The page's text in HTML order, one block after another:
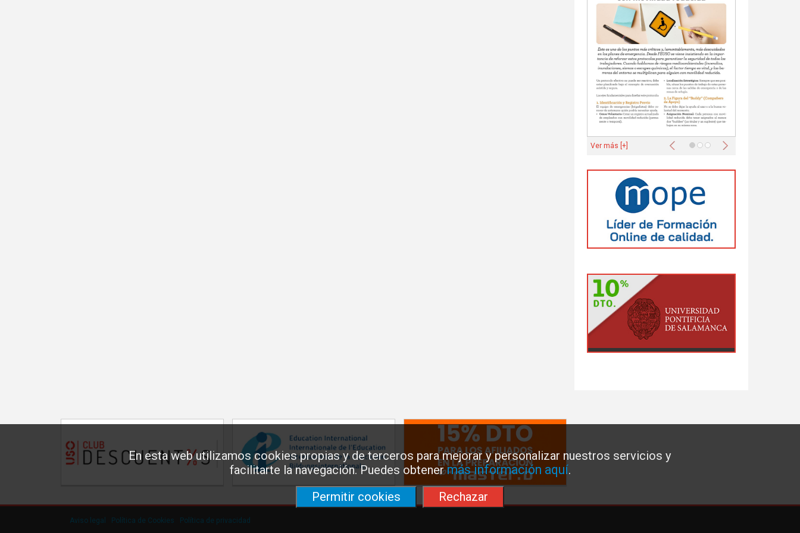
En esta web utilizamos cookies propias y de terceros para mejorar y personalizar nuestros servicios y
facilitarte la navegación. Puedes obtenermás información aquí.
Permitir cookies
Rechazar
Anterior Siguiente
Ver más [+]
Aviso legal Política de Cookies Política de privacidad